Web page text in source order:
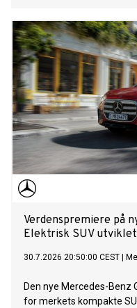
Verdenspremiere på
Elektrisk SUV
30.7.2026 20:50:00 CEST
Den nye Mercedes-Benz
for merkets kompakte